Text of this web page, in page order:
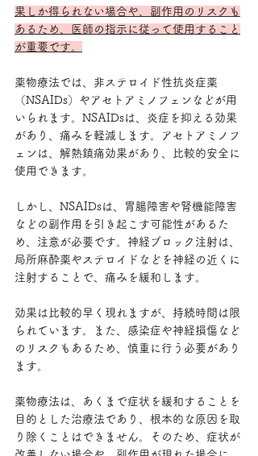
果しか得られない場合や、副作用のリスクも
あるため、医師の指示に従って使用すること
が重要です。
薬物療法では、非ステロイド性抗炎症薬
（NSAIDs）やアセトアミノフェンなどが用
いられます。NSAIDsは、炎症を抑える効果
があり、痛みを軽減します。アセトアミノフ
ェンは、解熱鎮痛効果があり、比較的安全に
使用できます。
しかし、NSAIDsは、胃腸障害や腎機能障害
などの副作用を引き起こす可能性があるた
め、注意が必要です。神経ブロック注射は、
局所麻酔薬やステロイドなどを神経の近くに
注射することで、痛みを緩和します。
効果は比較的早く現れますが、持続時間は限
られています。また、感染症や神経損傷など
のリスクもあるため、慎重に行う必要があり
ます。
薬物療法は、あくまで症状を緩和することを
目的とした治療法であり、根本的な原因を取
り除くことはできません。そのため、症状が